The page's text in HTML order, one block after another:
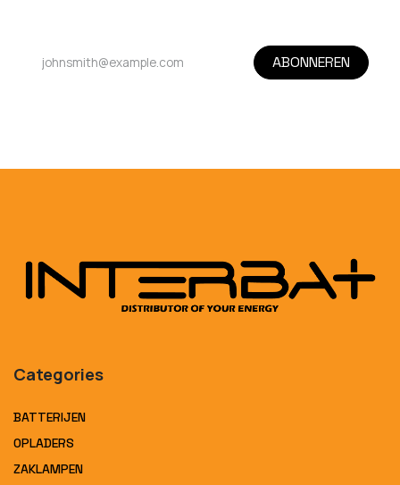
ABONNEREN
Categories
BATTERIJEN
OPLADERS
ZAKLAMPEN